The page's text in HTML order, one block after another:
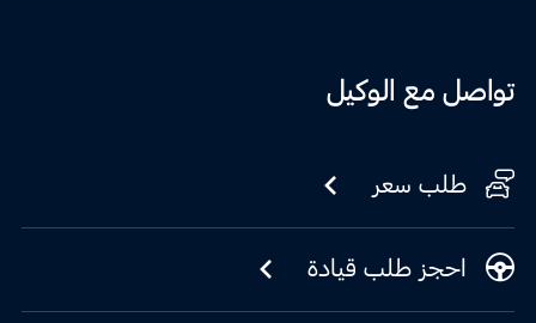
تواصل مع الوكيل
طلب سعر
احجز طلب قيادة